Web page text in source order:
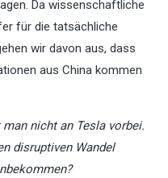
Da wissenschaftliche
für die tatsächliche
wir davon aus, dass
aus China kommen
nicht an Tesla vorbei.
disruptiven Wandel